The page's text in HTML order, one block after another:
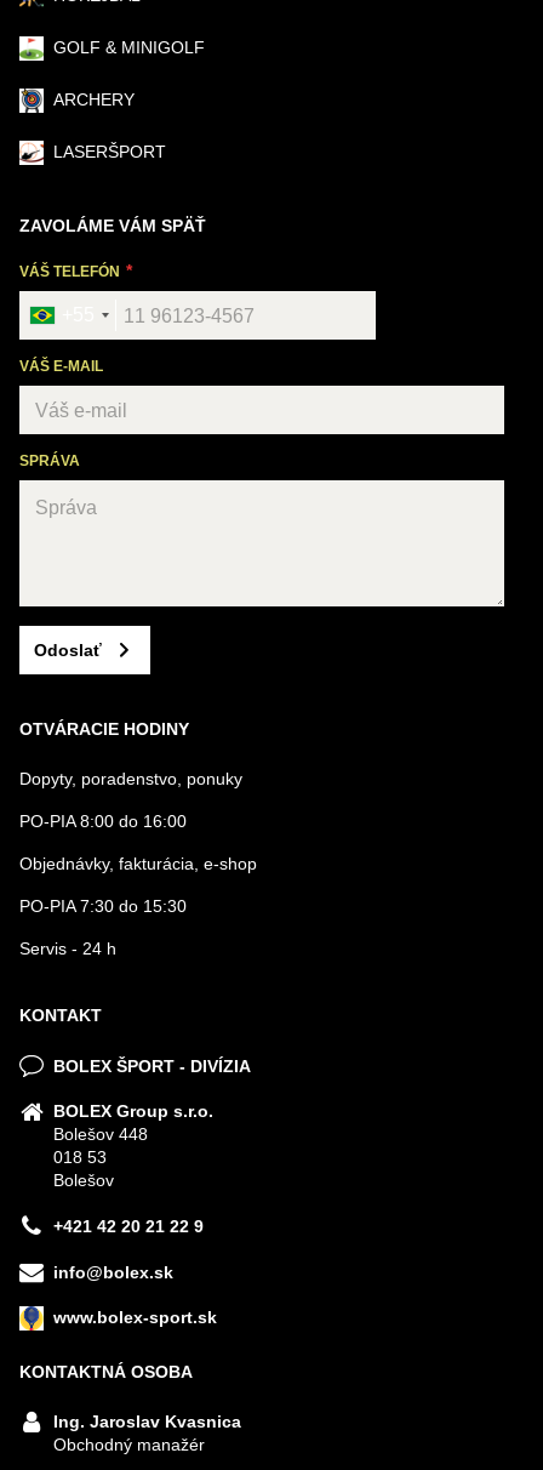
GOLF & MINIGOLF
ARCHERY
LASERŠPORT
ZAVOLÁME VÁM SPÄŤ
VÁŠ TELEFÓN
VÁŠ E-MAIL
SPRÁVA
Odoslať
OTVÁRACIE HODINY
Dopyty, poradenstvo, ponuky
PO-PIA 8:00 do 16:00
Objednávky, fakturácia, e-shop
PO-PIA 7:30 do 15:30
Servis - 24 h
KONTAKT
BOLEX ŠPORT - DIVÍZIA
BOLEX Group s.r.o.
Bolešov 448
018 53
Bolešov
+421 42 20 21 22 9
info@bolex.sk
www.bolex-sport.sk
KONTAKTNÁ OSOBA
Ing. Jaroslav Kvasnica
Obchodný manažér